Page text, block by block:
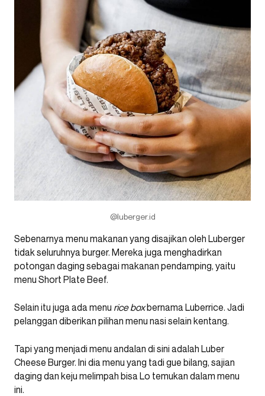
@luberger.id
Sebenarnya menu makanan yang disajikan oleh Luberger
tidak seluruhnya burger. Mereka juga menghadirkan
potongan daging sebagai makanan pendamping, yaitu
menu Short Plate Beef.
Selain itu juga ada menu rice boxbernama Luberrice. Jadi
pelanggan diberikan pilihan menu nasi selain kentang.
Tapi yang menjadi menu andalan di sini adalah Luber
Cheese Burger. Ini dia menu yang tadi gue bilang, sajian
daging dan keju melimpah bisa Lo temukan dalam menu
ini.